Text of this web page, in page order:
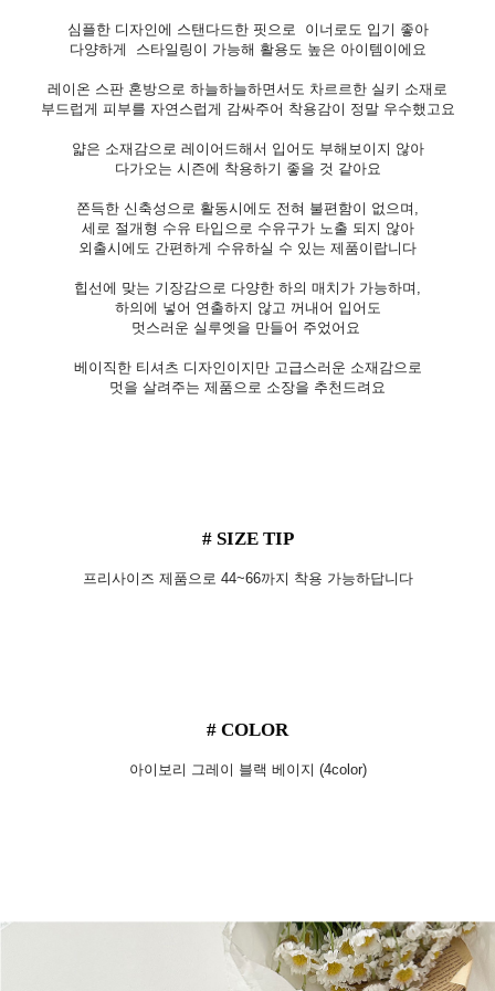
심플한 디자인에 스탠다드한 핏으로 이너로도 입기 좋아
다양하게 스타일링이 가능해 활용도 높은 아이템이에요
레이온 스판 혼방으로 하늘하늘하면서도 차르르한 실키 소재로
부드럽게 피부를 자연스럽게 감싸주어 착용감이 정말 우수했고요
얇은 소재감으로 레이어드해서 입어도 부해보이지 않아
다가오는 시즌에 착용하기 좋을 것 같아요
쫀득한 신축성으로 활동시에도 전혀 불편함이 없으며,
세로 절개형 수유 타입으로 수유구가 노출 되지 않아
외출시에도 간편하게 수유하실 수 있는 제품이랍니다
힙선에 맞는 기장감으로 다양한 하의 매치가 가능하며,
하의에 넣어 연출하지 않고 꺼내어 입어도
멋스러운 실루엣을 만들어 주었어요
베이직한 티셔츠 디자인이지만 고급스러운 소재감으로
멋을 살려주는 제품으로 소장을 추천드려요
# SIZE TIP
프리사이즈 제품으로 44~66까지 착용 가능하답니다
# COLOR
아이보리 그레이 블랙 베이지 (4color)